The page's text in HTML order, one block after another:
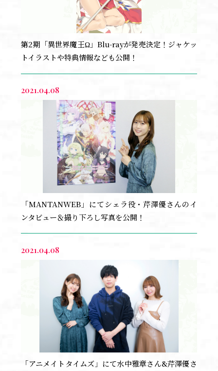
第2期「異世界魔王Ω」Blu-rayが発売決定！ジャケッ
トイラストや特典情報なども公開！
2021.04.08
「MANTANWEB」にてシェラ役・芹澤優さんのイ
ンタビュー＆撮り下ろし写真を公開！
2021.04.08
「アニメイトタイムズ」にて水中雅章さん&芹澤優さ